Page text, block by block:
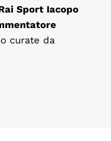
Sport Iacopo
curate da